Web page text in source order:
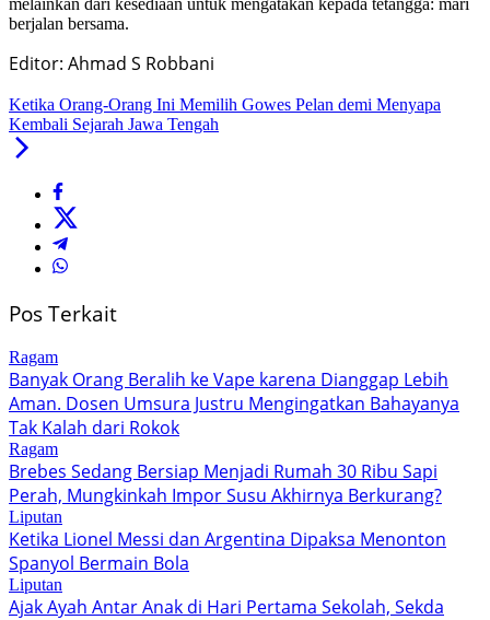
melainkan dari kesediaan untuk mengatakan kepada tetangga: mari
berjalan bersama.
Editor: Ahmad S Robbani
Ketika Orang-Orang Ini Memilih Gowes Pelan demi Menyapa
Kembali Sejarah Jawa Tengah
Pos Terkait
Ragam
Banyak Orang Beralih ke Vape karena Dianggap Lebih
Aman. Dosen Umsura Justru Mengingatkan Bahayanya
Tak Kalah dari Rokok
Ragam
Brebes Sedang Bersiap Menjadi Rumah 30 Ribu Sapi
Perah, Mungkinkah Impor Susu Akhirnya Berkurang?
Liputan
Ketika Lionel Messi dan Argentina Dipaksa Menonton
Spanyol Bermain Bola
Liputan
Ajak Ayah Antar Anak di Hari Pertama Sekolah, Sekda